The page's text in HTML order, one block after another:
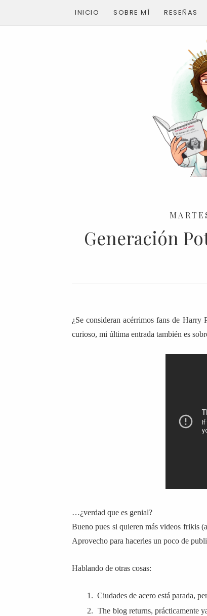
INICIO SOBRE MÍ RESEÑAS
Generación
¿Se consideran acérrimos fans de
curioso, mi última entrada también es
…¿verdad que es genial?
Bueno pues si quieren más videos frikis
Aprovecho para hacerles un poco de
Hablando de otras cosas:
1. Ciudades de acero está parada,
2.
The blog returns, prácticamente